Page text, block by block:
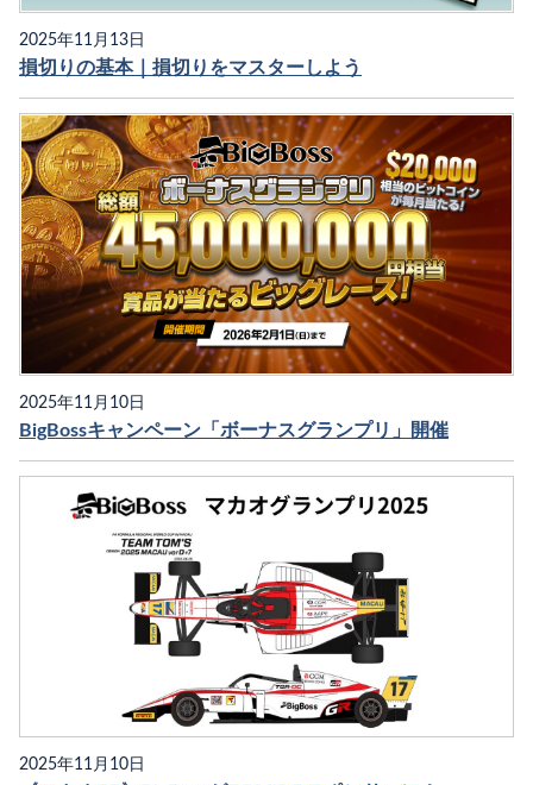
2025年11月13日
損切りの基本｜損切りをマスターしよう
2025年11月10日
BigBossキャンペーン「ボーナスグランプリ」開催
2025年11月10日